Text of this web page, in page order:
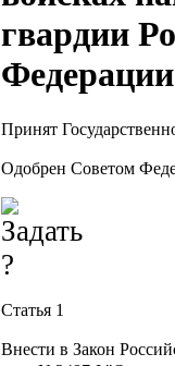
гвардии
Принят
Одобрен Советом
Статья 1
Внести в Закон